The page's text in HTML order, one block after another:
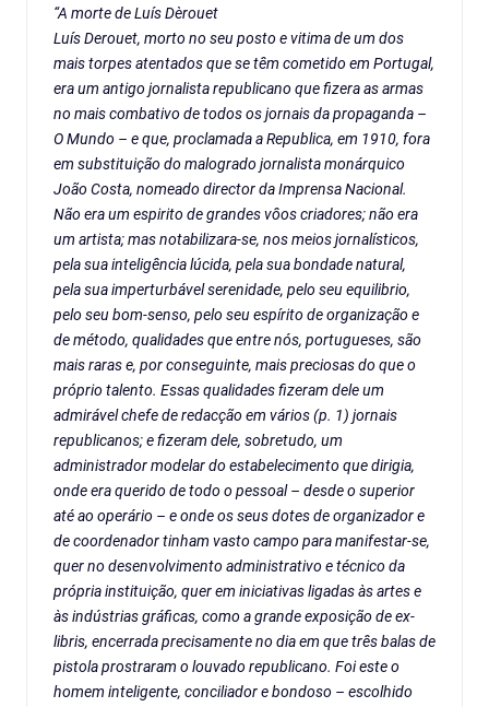
“A morte de Luís Dèrouet
Luís Derouet, morto no seu posto e vitima de um dos
mais torpes atentados que se têm cometido em Portugal,
era um antigo jornalista republicano que fizera as armas
no mais combativo de todos os jornais da propaganda –
O Mundo – e que, proclamada a Republica, em 1910, fora
em substituição do malogrado jornalista monárquico
João Costa, nomeado director da Imprensa Nacional.
Não era um espirito de grandes vôos criadores; não era
um artista; mas notabilizara-se, nos meios jornalísticos,
pela sua inteligência lúcida, pela sua bondade natural,
pela sua imperturbável serenidade, pelo seu equilibrio,
pelo seu bom-senso, pelo seu espírito de organização e
de método, qualidades que entre nós, portugueses, são
mais raras e, por conseguinte, mais preciosas do que o
próprio talento. Essas qualidades fizeram dele um
admirável chefe de redacção em vários (p. 1) jornais
republicanos; e fizeram dele, sobretudo, um
administrador modelar do estabelecimento que dirigia,
onde era querido de todo o pessoal – desde o superior
até ao operário – e onde os seus dotes de organizador e
de coordenador tinham vasto campo para manifestar-se,
quer no desenvolvimento administrativo e técnico da
própria instituição, quer em iniciativas ligadas às artes e
às indústrias gráficas, como a grande exposição de ex-
libris, encerrada precisamente no dia em que três balas de
pistola prostraram o louvado republicano. Foi este o
homem inteligente, conciliador e bondoso – escolhido